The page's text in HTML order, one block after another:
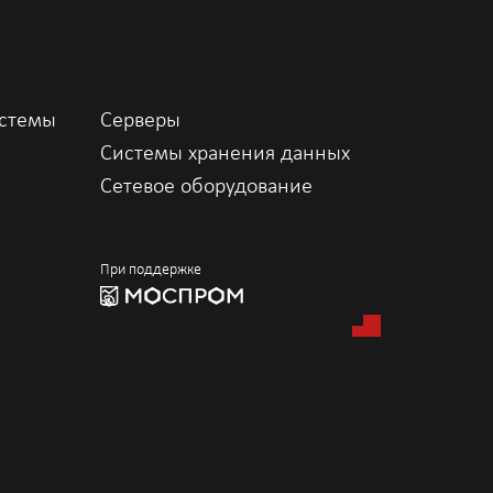
Серверы
Системы хранения данных
Сетевое оборудование
При поддержке